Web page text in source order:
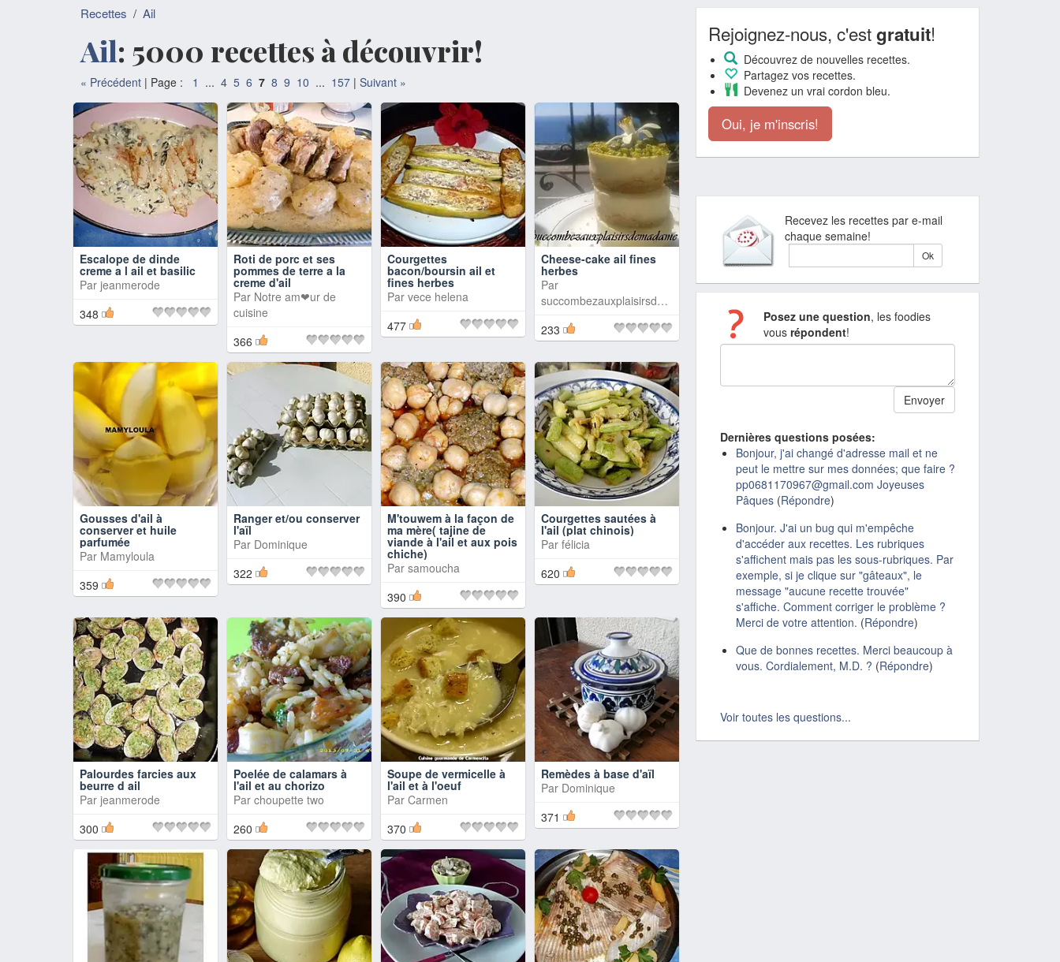
Recettes / Ail
Ail: 5000 recettes à découvrir!
« Précédent | Page : 1 ... 4 5 6 7 8 9 10 ... 157 | Suivant »
Escalope de dinde
creme a l ail et basilic
Par jeanmerode
348
Roti de porc et ses
pommes de terre a la
creme d'ail
Par Notre am❤ur de
cuisine
366
Courgettes
bacon/boursin ail et
fines herbes
Par vece helena
477
Cheese-cake ail fines
herbes
Par
succombezauxplaisirsdemadame
233
Gousses d'ail à
conserver et huile
parfumée
Par Mamyloula
359
Ranger et/ou conserver
l'aïl
Par Dominique
322
M'touwem à la façon de
ma mère( tajine de
viande à l'ail et aux pois
chiche)
Par samoucha
390
Courgettes sautées à
l'ail (plat chinois)
Par félicia
620
Palourdes farcies aux
beurre d ail
Par jeanmerode
300
Poelée de calamars à
l'ail et au chorizo
Par choupette two
260
Soupe de vermicelle à
l'ail et à l'oeuf
Par Carmen
370
Remèdes à base d'aïl
Par Dominique
371
Rejoignez-nous, c'estgratuit!
Découvrez de nouvelles recettes.
Partagez vos recettes.
Devenez un vrai cordon bleu.
Oui, je m'inscris!
Recevez les recettes par e-mail
chaque semaine!
Posez une question, les foodies
vous répondent!
Dernières questions posées:
Bonjour, j'ai changé d'adresse mail et ne
peut le mettre sur mes données; que faire ?
pp0681170967@gmail.com Joyeuses
Pâques (Répondre)
Bonjour. J'ai un bug qui m'empêche
d'accéder aux recettes. Les rubriques
s'affichent mais pas les sous-rubriques. Par
exemple, si je clique sur "gâteaux", le
message "aucune recette trouvée"
s'affiche. Comment corriger le problème ?
Merci de votre attention. (Répondre)
Que de bonnes recettes. Merci beaucoup à
vous. Cordialement, M.D. ? (Répondre)
Voir toutes les questions...